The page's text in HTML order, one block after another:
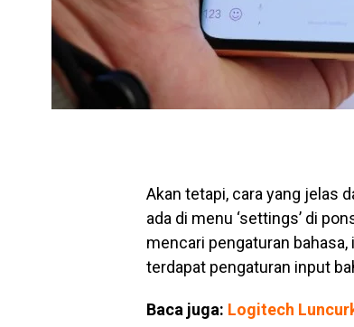
Akan tetapi, cara yang jelas
ada di menu ‘settings’ di
mencari pengaturan
terdapat pengaturan input
Baca juga: Logitech